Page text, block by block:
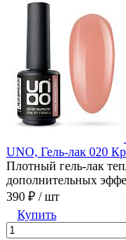
UNO, Гель-лак 020
Плотный гель-лак
дополнительных
390 ₽ / шт
Купить